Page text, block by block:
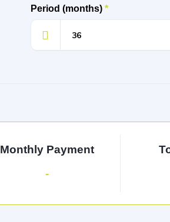
Period (months) *
Monthly Payment
-